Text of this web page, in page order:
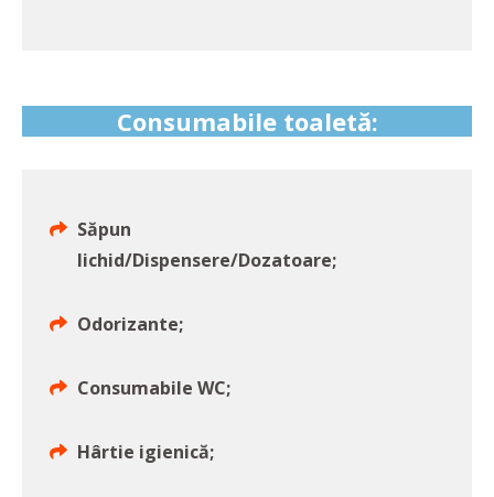
Consumabile toaletă:
Săpun
lichid/Dispensere/Dozatoare;
Odorizante;
Consumabile WC;
Hârtie igienică;